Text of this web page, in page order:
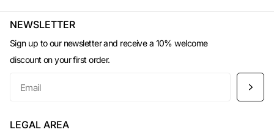
NEWSLETTER
Sign up to our newsletter and receive a 10% welcome
discount on your first order.
LEGAL AREA